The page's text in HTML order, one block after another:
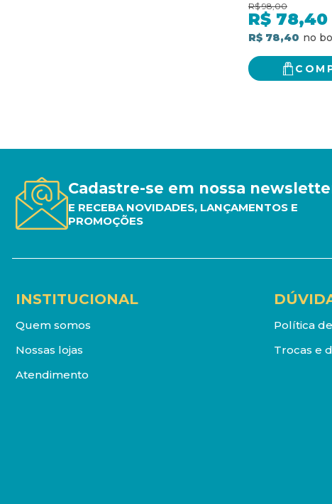
R$ 98,00
R$ 78,40
R$ 78,40
Cadastre-se em nossa
E RECEBA NOVIDADES, LANÇAMENTOS E
PROMOÇÕES
INSTITUCIONAL
Quem somos
Nossas lojas
Atendimento
Política
Trocas e